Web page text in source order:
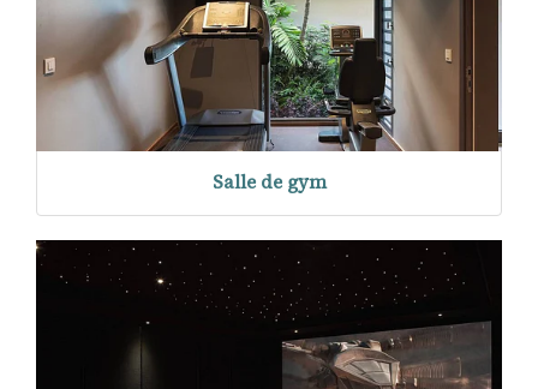
Salle de gym